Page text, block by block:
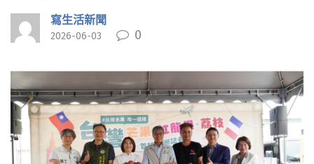
寫生活新聞
2026-06-03 0